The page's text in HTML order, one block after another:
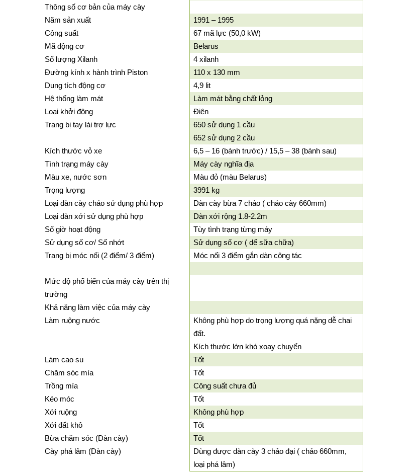
Thông số cơ bản của máy cày
Năm sản xuất
1991 – 1995
Công suất
67 mã lực (50,0 kW)
Mã động cơ
Belarus
Số lượng Xilanh
4 xilanh
Đường kính x hành trình Piston
110 x 130 mm
Dung tích động cơ
4,9 lit
Hệ thống làm mát
Làm mát bằng chất lỏng
Loại khởi động
Điện
Trang bị tay lái trợ lực
650 sử dụng 1 cầu
652 sử dụng 2 cầu
Kích thước vỏ xe
6,5 – 16 (bánh trước) / 15,5 – 38 (bánh sau)
Tình trạng máy cày
Máy cày nghĩa địa
Màu xe, nước sơn
Màu đỏ (màu Belarus)
Trọng lượng
3991 kg
Loại dàn cày chảo sử dụng phù hợp
Dàn cày bừa 7 chảo ( chảo cày 660mm)
Loại dàn xới sử dụng phù hợp
Dàn xới rộng 1.8-2.2m
Số giờ hoạt động
Tùy tình trạng từng máy
Sử dụng số cơ/ Số nhớt
Sử dụng số cơ ( dể sữa chữa)
Trang bị móc nối (2 điểm/ 3 điểm)
Móc nối 3 điểm gắn dàn công tác
Mức độ phổ biến của máy cày trên thị
trường
Khả năng làm việc của máy cày
Làm ruộng nước
Không phù hợp do trọng lượng quá nặng dễ chai
đất.
Kích thước lớn khó xoay chuyển
Làm cao su
Tốt
Chăm sóc mía
Tốt
Trồng mía
Công suất chưa đủ
Kéo móc
Tốt
Xới ruộng
Không phù hợp
Xới đất khô
Tốt
Bừa chăm sóc (Dàn cày)
Tốt
Cày phá lâm (Dàn cày)
Dùng được dàn cày 3 chảo đại ( chảo 660mm,
loại phá lâm)